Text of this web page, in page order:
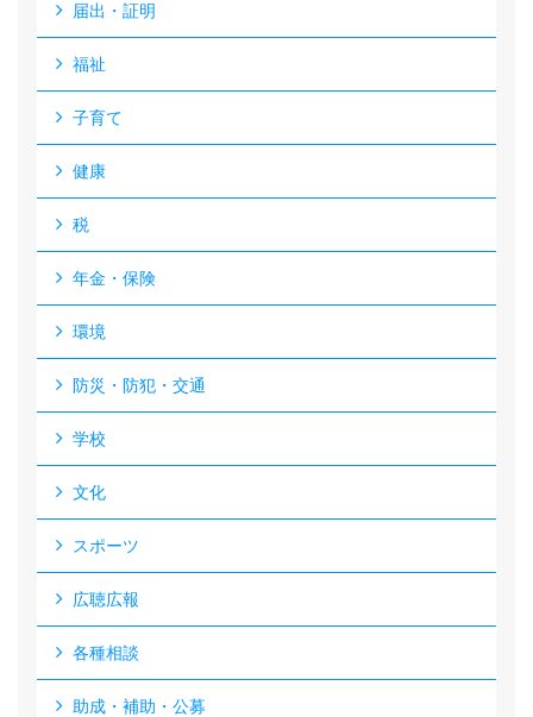
届出・証明
福祉
子育て
健康
税
年金・保険
環境
防災・防犯・交通
学校
文化
スポーツ
広聴広報
各種相談
助成・補助・公募